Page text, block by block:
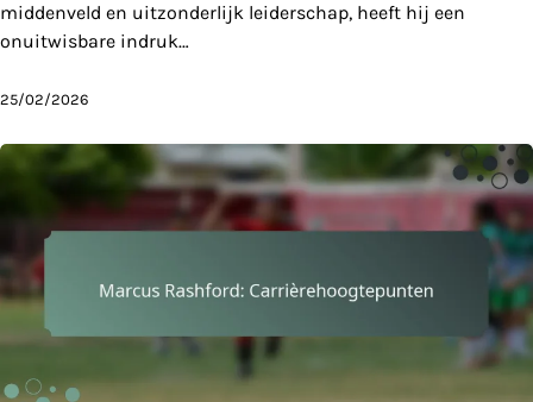
middenveld en uitzonderlijk leiderschap, heeft hij een
onuitwisbare indruk…
25/02/2026